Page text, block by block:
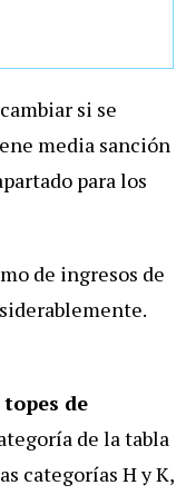
si se
media sanción
para los
de ingresos de
de
de la tabla
categorías H y K,